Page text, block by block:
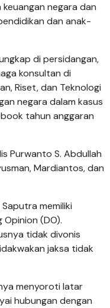
negara dan
dan anak-
di persidangan,
konsultan di
Riset, dan Teknologi
negara dalam kasus
tahun anggaran
Purwanto S. Abdullah
Mardiantos, dan
memiliki
(DO).
tidak divonis
jaksa tidak
menyoroti latar
hubungan dengan